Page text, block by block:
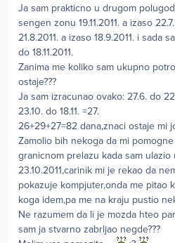
Ja sam prakticno u drugom
sengen zonu 19.11.2011. a izaso
21.8.2011. a izaso 18.9.2011. i sada
do 18.11.2011.
Zanima me koliko sam ukupno
ostaje???
Ja sam izracunao ovako: 27.6. do
23.10. do 18.11. =27.
26+29+27=82 dana,znaci ostaje mi
Zamolio bih nekoga da mi
granicnom prelazu kada sam
23.10.2011,carinik mi je rekao da
pokazuje kompjuter,onda me pitao
koga idem,pa me na kraju pustio
Ne razumem da li je mozda hteo
sam ja stvarno zabrljao negde???